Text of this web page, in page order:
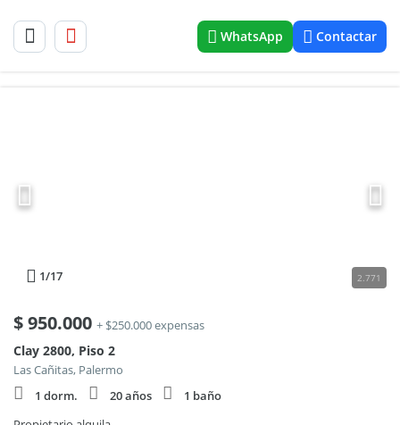
WhatsApp Contactar
1/17 2.771
$950.000 + $250.000 expensas
Clay 2800, Piso 2
Las Cañitas, Palermo
1 dorm.
20 años
1 baño